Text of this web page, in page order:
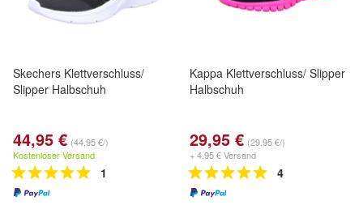
Skechers Klettverschluss/
Slipper Halbschuh
44,95 € (44,95 €/)
Kostenloser Versand
1
Kappa Klettverschluss/ Slipper
Halbschuh
29,95 € (29,95 €/)
+ 4,95 € Versand
4